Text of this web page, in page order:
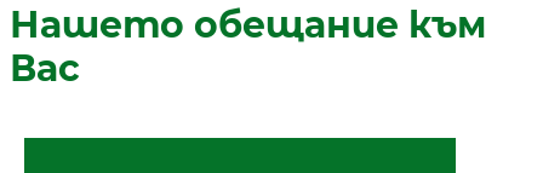
Нашето обещание към
Вас